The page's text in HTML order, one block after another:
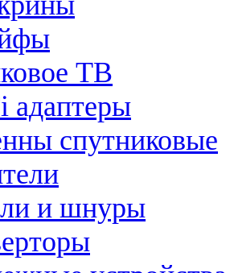
ТВ
адаптеры
спутниковые
и шнуры